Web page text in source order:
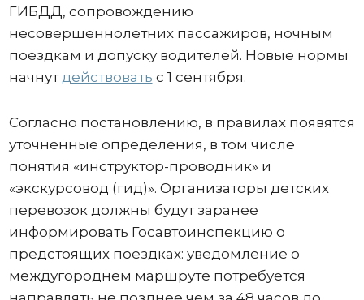
ГИБДД, сопровождению
несовершеннолетних пассажиров, ночным
поездкам и допуску водителей. Новые нормы
начнут действовать с 1 сентября.
Согласно постановлению, в правилах появятся
уточненные определения, в том числе
понятия «инструктор-проводник» и
«экскурсовод (гид)». Организаторы детских
перевозок должны будут заранее
информировать Госавтоинспекцию о
предстоящих поездках: уведомление о
междугороднем маршруте потребуется